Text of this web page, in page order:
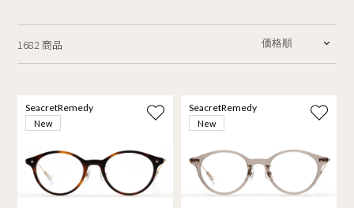
1682 商品
SeacretRemedy
New
SeacretRemedy
New